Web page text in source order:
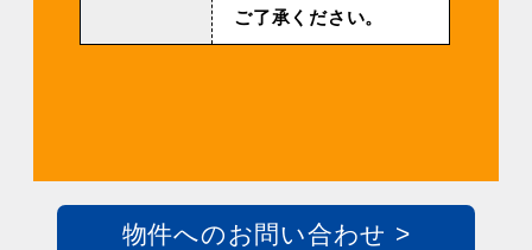
ご了承ください。
物件へのお問い合わせ >